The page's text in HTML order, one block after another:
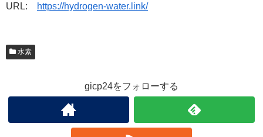
URL: https://hydrogen-water.link/
水素
gicp24をフォローする